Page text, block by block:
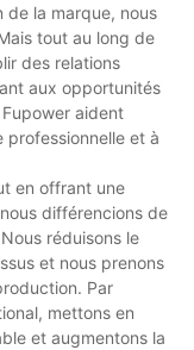
de la marque, nous
tout au long de
des relations
aux opportunités
aident
professionnelle et à
en offrant une
différencions de
réduisons le
et nous prenons
Par
mettons en
et augmentons la